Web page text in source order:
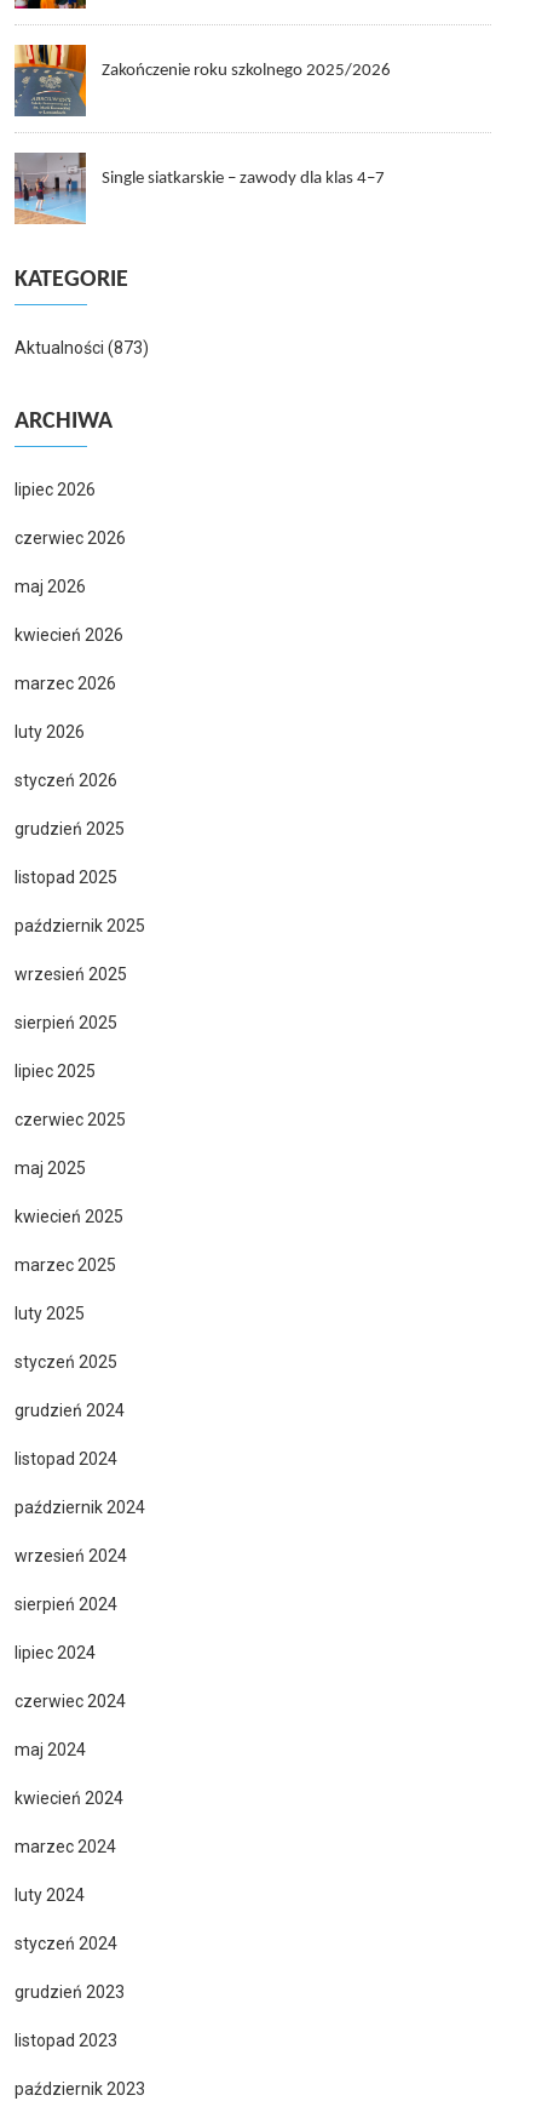
Zakończenie roku szkolnego 2025/2026
Single siatkarskie – zawody dla klas 4–7
KATEGORIE
Aktualności (873)
ARCHIWA
lipiec 2026
czerwiec 2026
maj 2026
kwiecień 2026
marzec 2026
luty 2026
styczeń 2026
grudzień 2025
listopad 2025
październik 2025
wrzesień 2025
sierpień 2025
lipiec 2025
czerwiec 2025
maj 2025
kwiecień 2025
marzec 2025
luty 2025
styczeń 2025
grudzień 2024
listopad 2024
październik 2024
wrzesień 2024
sierpień 2024
lipiec 2024
czerwiec 2024
maj 2024
kwiecień 2024
marzec 2024
luty 2024
styczeń 2024
grudzień 2023
listopad 2023
październik 2023